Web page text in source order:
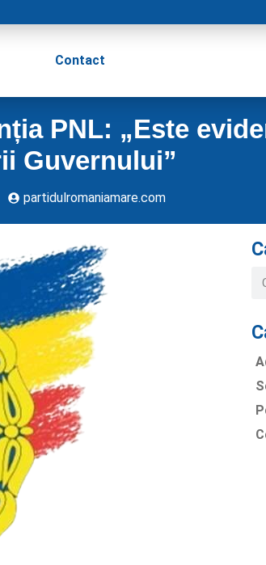
Contact
PNL: „Este
Guvernului”
partidulromaniamare.com